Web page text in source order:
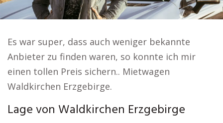
Es war super, dass auch weniger bekannte
Anbieter zu finden waren, so konnte ich mir
einen tollen Preis sichern.. Mietwagen
Waldkirchen Erzgebirge.
Lage von Waldkirchen Erzgebirge